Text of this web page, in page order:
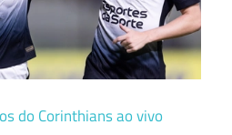
do Corinthians ao vivo